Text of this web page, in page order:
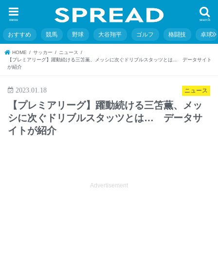
search
menu
おすすめ 競馬 野球 大谷翔平 ゴルフ 格闘技 卓球
HOME サッカー
ニュース
【プレミアリーグ】躍動続ける三笘薫、メッシに次ぐドリブルスタッツとは… データサイト
が紹介
ニュース
2023.01.18
【プレミアリーグ】躍動続ける三笘薫、メッ
シに次ぐドリブルスタッツとは… データサ
イトが紹介
Advertisement